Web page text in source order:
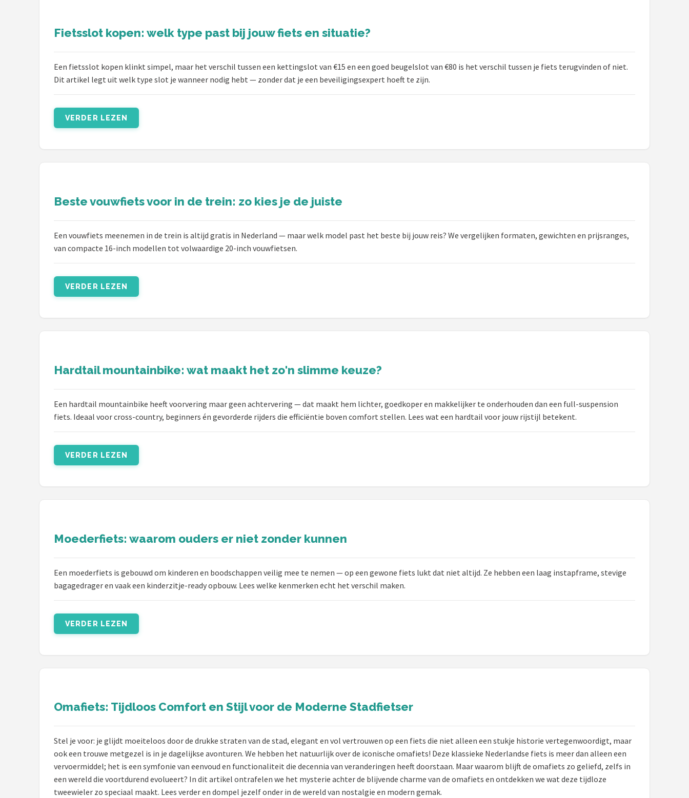
Shimano
Alle merken →
Fietsslot kopen: welk type past bij jouw fiets en situatie?
Een fietsslot kopen klinkt simpel, maar het verschil tussen een kettingslot van €15 en een goed beugelslot van €80 is het verschil tussen je fiets terugvinden of niet.
Dit artikel legt uit welk type slot je wanneer nodig hebt — zonder dat je een beveiligingsexpert hoeft te zijn.
VERDER LEZEN
Beste vouwfiets voor in de trein: zo kies je de juiste
Een vouwfiets meenemen in de trein is altijd gratis in Nederland — maar welk model past het beste bij jouw reis? We vergelijken formaten, gewichten en prijsranges,
van compacte 16-inch modellen tot volwaardige 20-inch vouwfietsen.
VERDER LEZEN
Hardtail mountainbike: wat maakt het zo'n slimme keuze?
Een hardtail mountainbike heeft voorvering maar geen achtervering — dat maakt hem lichter, goedkoper en makkelijker te onderhouden dan een full-suspension
fiets. Ideaal voor cross-country, beginners én gevorderde rijders die efficiëntie boven comfort stellen. Lees wat een hardtail voor jouw rijstijl betekent.
VERDER LEZEN
Moederfiets: waarom ouders er niet zonder kunnen
Een moederfiets is gebouwd om kinderen en boodschappen veilig mee te nemen — op een gewone fiets lukt dat niet altijd. Ze hebben een laag instapframe, stevige
bagagedrager en vaak een kinderzitje-ready opbouw. Lees welke kenmerken echt het verschil maken.
VERDER LEZEN
Omafiets: Tijdloos Comfort en Stijl voor de Moderne Stadfietser
Stel je voor: je glijdt moeiteloos door de drukke straten van de stad, elegant en vol vertrouwen op een fiets die niet alleen een stukje historie vertegenwoordigt, maar
ook een trouwe metgezel is in je dagelijkse avonturen. We hebben het natuurlijk over de iconische omafiets! Deze klassieke Nederlandse fiets is meer dan alleen een
vervoermiddel; het is een symfonie van eenvoud en functionaliteit die decennia van veranderingen heeft doorstaan. Maar waarom blijft de omafiets zo geliefd, zelfs in
een wereld die voortdurend evolueert? In dit artikel ontrafelen we het mysterie achter de blijvende charme van de omafiets en ontdekken we wat deze tijdloze
tweewieler zo speciaal maakt. Lees verder en dompel jezelf onder in de wereld van nostalgie en modern gemak.